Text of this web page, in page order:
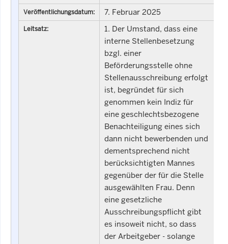
Veröffentlichungsdatum: 7. Februar 2025
Leitsatz:
1. Der Umstand, dass eine
interne Stellenbesetzung
bzgl. einer
Beförderungsstelle ohne
Stellenausschreibung erfolgt
ist, begründet für sich
genommen kein Indiz für
eine geschlechtsbezogene
Benachteiligung eines sich
dann nicht bewerbenden und
dementsprechend nicht
berücksichtigten Mannes
gegenüber der für die Stelle
ausgewählten Frau. Denn
eine gesetzliche
Ausschreibungspflicht gibt
es insoweit nicht, so dass
der Arbeitgeber - solange